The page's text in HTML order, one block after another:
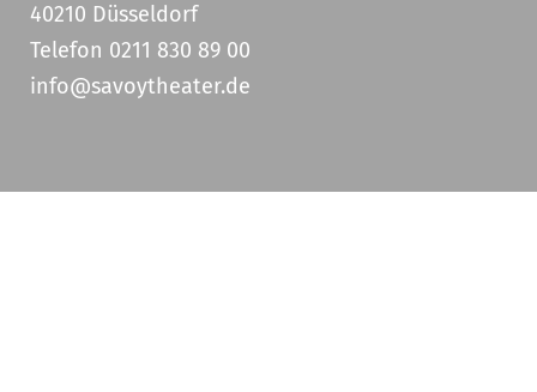
40210 Düsseldorf
Telefon 0211 830 89 00
info@savoytheater.de